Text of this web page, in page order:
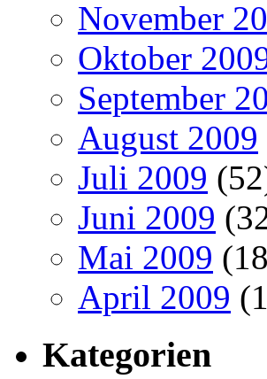
November
Oktober
September
August 2009
Juli 2009
Juni 2009
Mai 2009
April 2009
Kategorien